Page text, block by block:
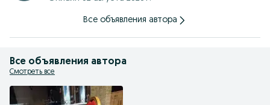
Все объявления автора
Все объявления автора
Смотреть все